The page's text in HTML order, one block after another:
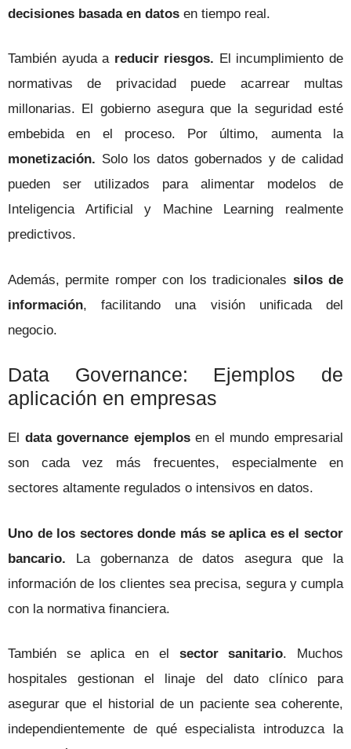
decisiones basada en datos en tiempo real.
También ayuda areducir riesgos. El incumplimiento de
normativas de privacidad puede acarrear multas
millonarias. El gobierno asegura que la seguridad esté
embebida en el proceso. Por último, aumenta la
monetización. Solo los datos gobernados y de calidad
pueden ser utilizados para alimentar modelos de
Inteligencia Artificial y Machine Learning realmente
predictivos.
Además, permite romper con los tradicionales silos de
información, facilitando una visión unificada del
negocio.
Data Governance: Ejemplos de
aplicación en empresas
El data governance ejemplosen el mundo empresarial
son cada vez más frecuentes, especialmente en
sectores altamente regulados o intensivos en datos.
Uno de los sectores donde más se aplica es el sector
bancario. La gobernanza de datos asegura que la
información de los clientes sea precisa, segura y cumpla
con la normativa financiera.
También se aplica en el sector sanitario. Muchos
hospitales gestionan el linaje del dato clínico para
asegurar que el historial de un paciente sea coherente,
independientemente de qué especialista introduzca la